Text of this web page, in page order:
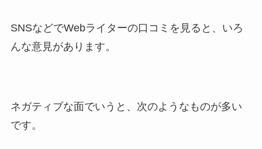
SNSなどでWebライターの口コミを見ると、いろ
んな意見があります。
ネガティブな面でいうと、次のようなものが多い
です。